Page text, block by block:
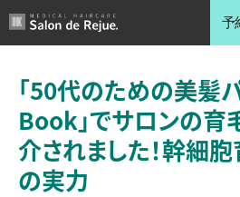
内
予
「50代のための美髪
Book」でサロンの育
介されました！幹細
の実力